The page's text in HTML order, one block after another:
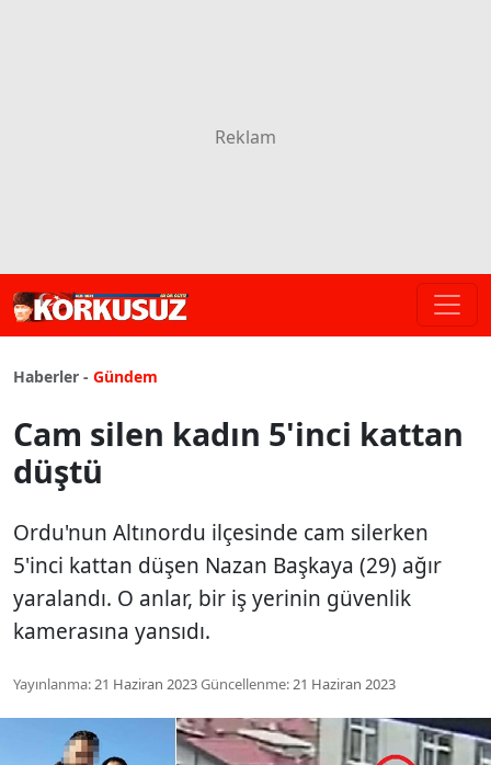
Haberler - Gündem
Cam silen kadın 5'inci kattan
düştü
Ordu'nun Altınordu ilçesinde cam silerken
5'inci kattan düşen Nazan Başkaya (29) ağır
yaralandı. O anlar, bir iş yerinin güvenlik
kamerasına yansıdı.
Yayınlanma:21 Haziran 2023Güncellenme:21 Haziran 2023